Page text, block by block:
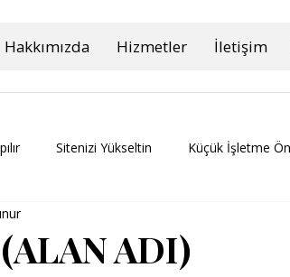
Hakkımızda Hizmetler İletişim
Sitenizi Yükseltin Küçük İşletme
ADI)